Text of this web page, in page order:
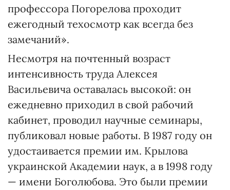
профессора Погорелова проходит
ежегодный техосмотр как всегда без
замечаний».
Несмотря на почтенный возраст
интенсивность труда Алексея
Васильевича оставалась высокой: он
ежедневно приходил в свой рабочий
кабинет, проводил научные семинары,
публиковал новые работы. В 1987 году он
удостаивается премии им. Крылова
украинской Академии наук, а в 1998 году
— имени Боголюбова. Это были премии